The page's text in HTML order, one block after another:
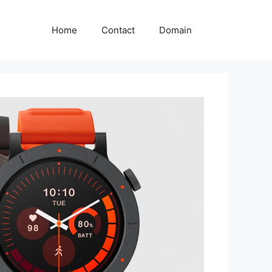
Home Contact Domain